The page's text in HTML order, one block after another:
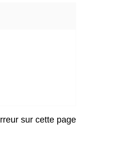
sur cette page